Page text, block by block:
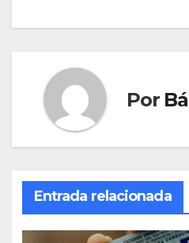
Por
Entrada relacionada